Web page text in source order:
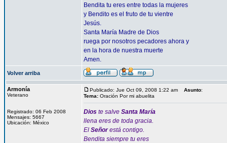
Bendita tu eres entre todas la mujeres
y Bendito es el fruto de tu vientre
Jesús.
Santa María Madre de Dios
ruega por nosotros pecadores ahora y
en la hora de nuestra muerte
Amen.
Volver arriba
Armonía
Veterano
Registrado: 06 Feb 2008
Mensajes: 5667
Ubicación: México
Publicado: Jue Oct 09, 2008 1:22 am Asunto:
Tema: Oración Por mi abuelita
Dios te salve Santa María
llena eres de toda gracia.
El Señorestá contigo.
Bendita siempre tu eres